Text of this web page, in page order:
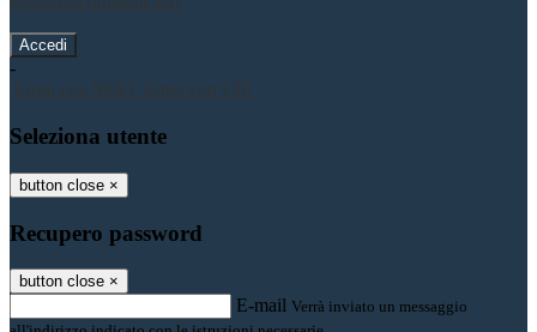
-
Entra con SPID
Entra con CIE
Seleziona utente
button close ×
Recupero password
button close ×
E-mail Verrà inviato un messaggio